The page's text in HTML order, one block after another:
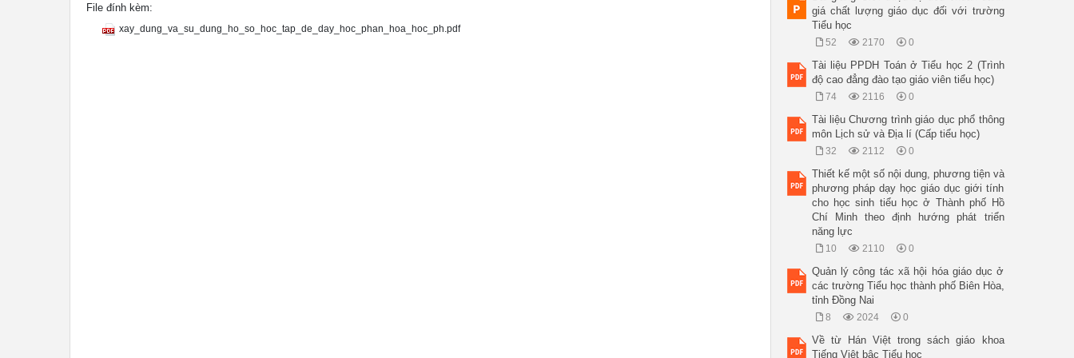
File đính kèm:
xay_dung_va_su_dung_ho_so_hoc_tap_de_day_hoc_phan_hoa_hoc_ph.pdf
giá chất lượng giáo dục đối với trường
Tiểu học
52 2170 0
Tài liệu PPDH Toán ở Tiểu học 2 (Trình
độ cao đẳng đào tạo giáo viên tiểu học)
74 2116 0
Tài liệu Chương trình giáo dục phổ thông
môn Lịch sử và Địa lí (Cấp tiểu học)
32 2112 0
Thiết kế một số nội dung, phương tiện và
phương pháp dạy học giáo dục giới tính
cho học sinh tiểu học ở Thành phố Hồ
Chí Minh theo định hướng phát triển
năng lực
10 2110 0
Quản lý công tác xã hội hóa giáo dục ở
các trường Tiểu học thành phố Biên Hòa,
tỉnh Đồng Nai
8 2024 0
Về từ Hán Việt trong sách giáo khoa
Tiếng Việt bậc Tiểu học